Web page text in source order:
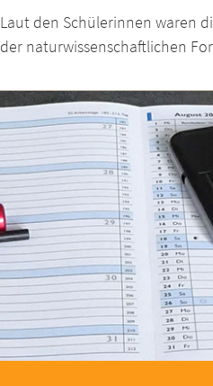
Laut den Schülerinnen waren
der naturwissenschaftlichen